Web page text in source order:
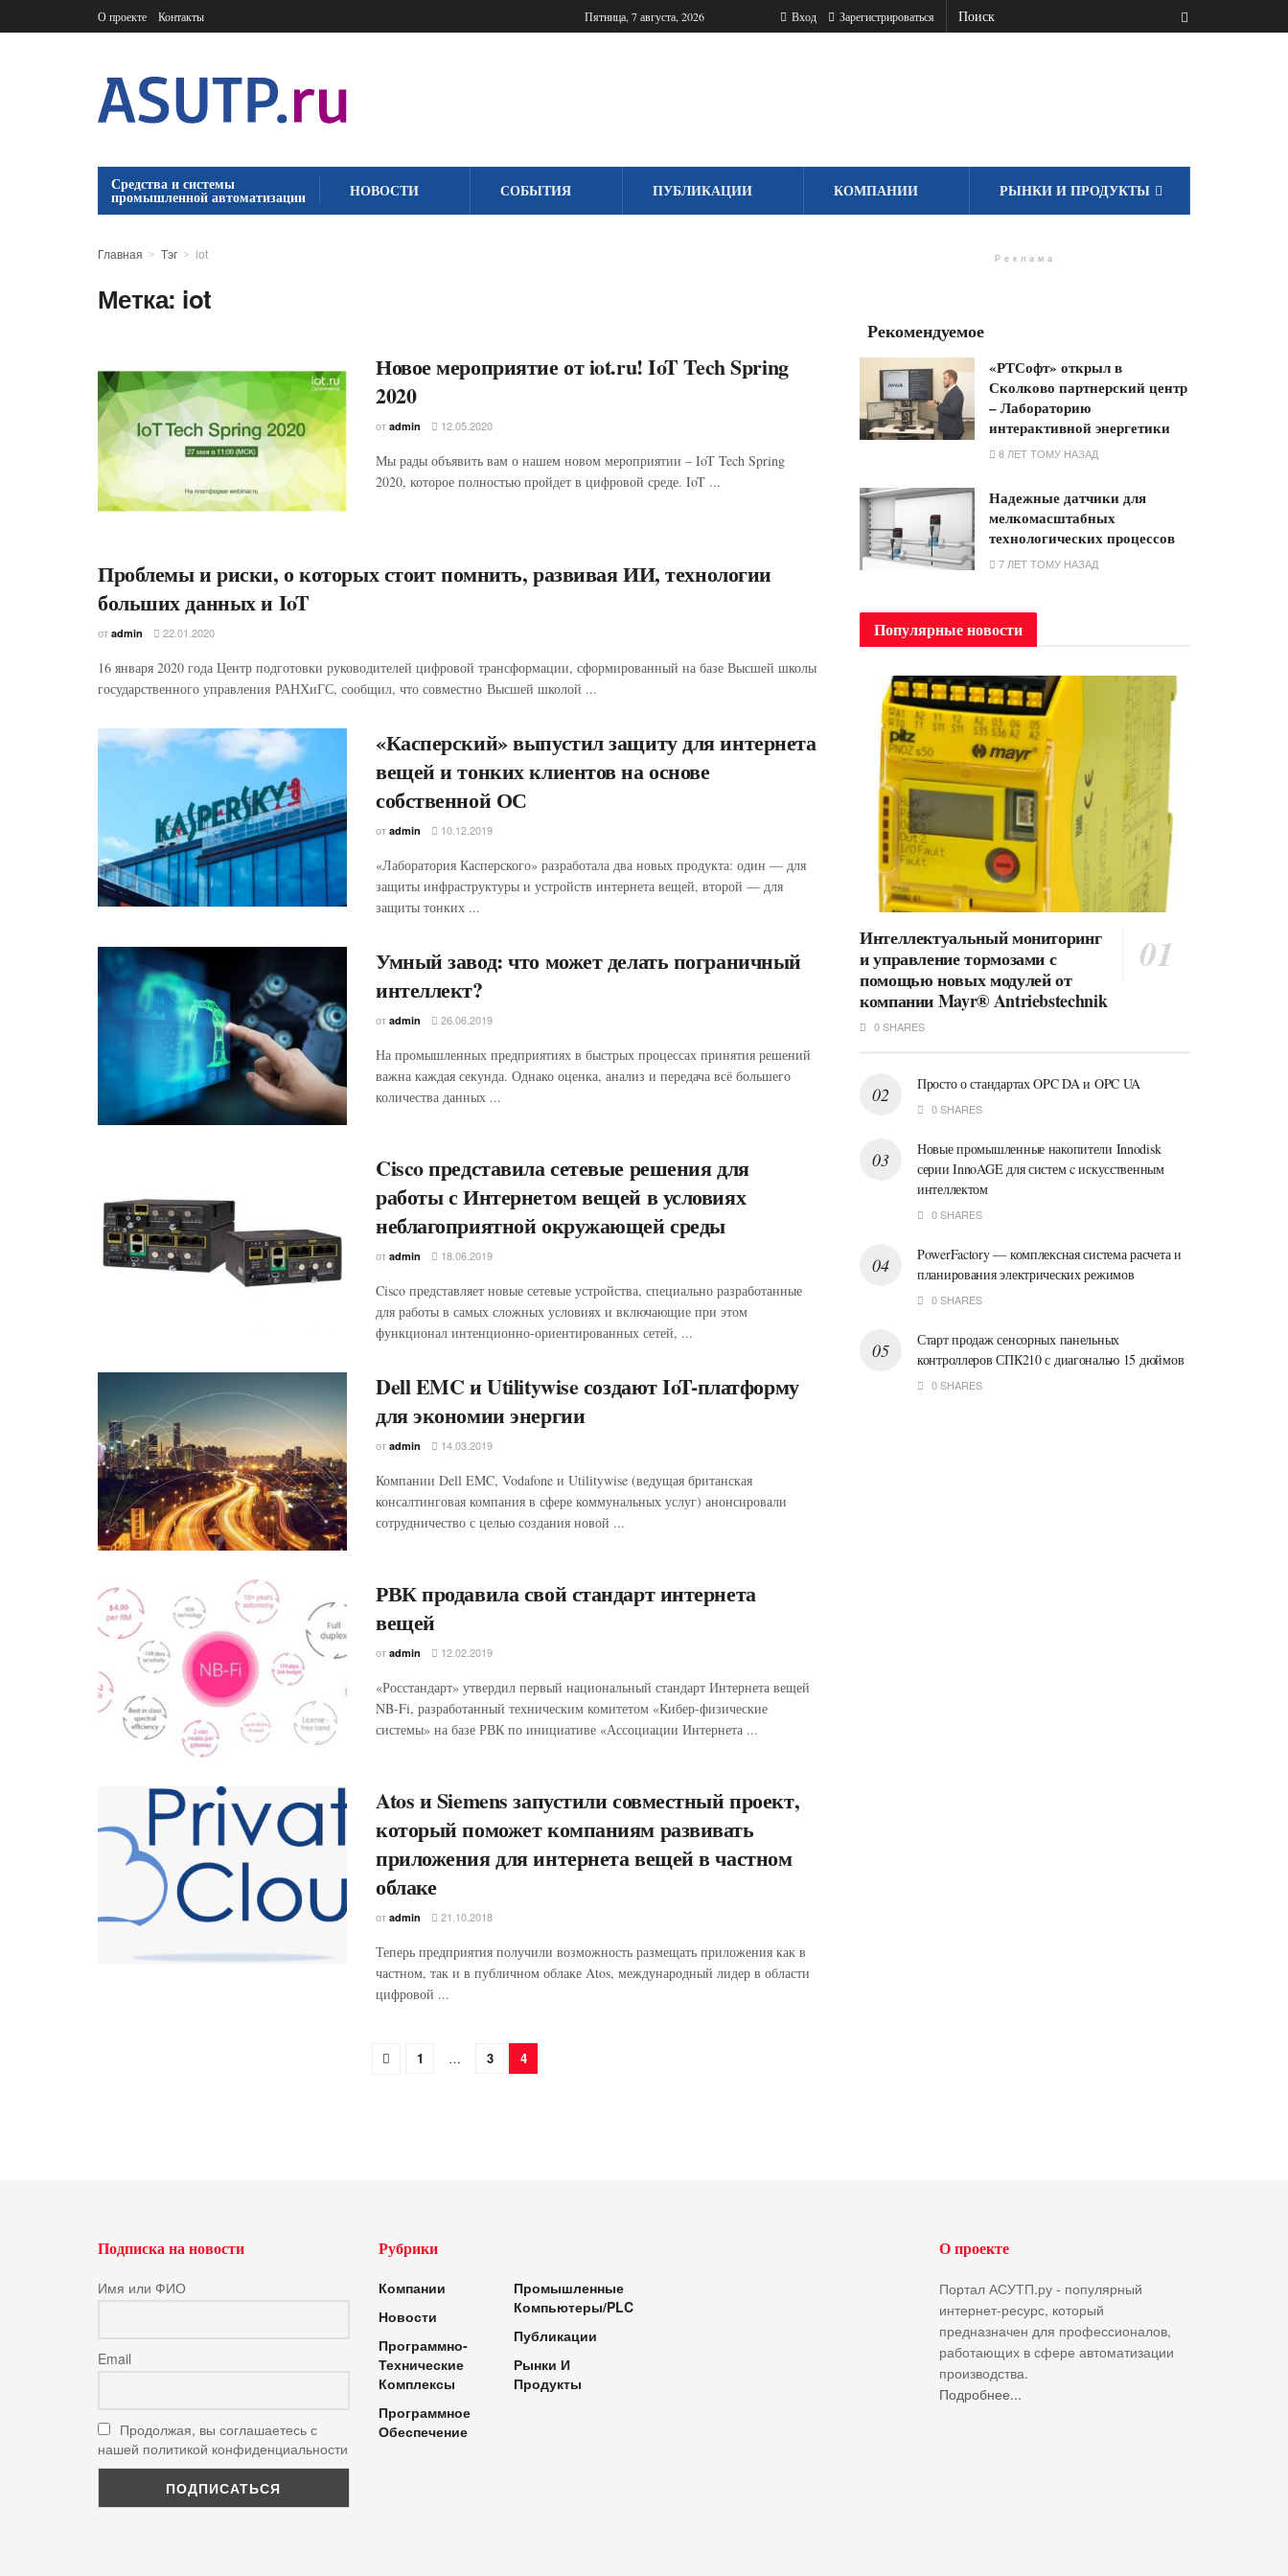
О проекте Контакты Пятница, 7 августа, 2026 Вход Зарегистрироваться
Средства и системы
промышленной автоматизации НОВОСТИ СОБЫТИЯ ПУБЛИКАЦИИ КОМПАНИИ РЫНКИ И ПРОДУКТЫ
Главная Тэг iot
Метка: iot
Новое мероприятие от iot.ru! IoT Tech Spring
2020
от admin 12.05.2020
Мы рады объявить вам о нашем новом мероприятии – IoT Tech Spring
2020, которое полностью пройдет в цифровой среде. IoT ...
Проблемы и риски, о которых стоит помнить, развивая ИИ, технологии
больших данных и IoT
от admin 22.01.2020
16 января 2020 года Центр подготовки руководителей цифровой трансформации, сформированный на базе Высшей школы
государственного управления РАНХиГС, сообщил, что совместно Высшей школой ...
«Касперский» выпустил защиту для интернета
вещей и тонких клиентов на основе
собственной ОС
от admin 10.12.2019
«Лаборатория Касперского» разработала два новых продукта: один — для
защиты инфраструктуры и устройств интернета вещей, второй — для
защиты тонких ...
Умный завод: что может делать пограничный
интеллект?
от admin 26.06.2019
На промышленных предприятиях в быстрых процессах принятия решений
важна каждая секунда. Однако оценка, анализ и передача всё большего
количества данных ...
Cisco представила сетевые решения для
работы с Интернетом вещей в условиях
неблагоприятной окружающей среды
от admin 18.06.2019
Cisco представляет новые сетевые устройства, специально разработанные
для работы в самых сложных условиях и включающие при этом
функционал интенционно-ориентированных сетей, ...
Dell EMC и Utilitywise создают IoT-платформу
для экономии энергии
от admin 14.03.2019
Компании Dell EMC, Vodafone и Utilitywise (ведущая британская
консалтинговая компания в сфере коммунальных услуг) анонсировали
сотрудничество с целью создания новой ...
РВК продавила свой стандарт интернета
вещей
от admin 12.02.2019
«Росстандарт» утвердил первый национальный стандарт Интернета вещей
NB-Fi, разработанный техническим комитетом «Кибер-физические
системы» на базе РВК по инициативе «Ассоциации Интернета ...
Atos и Siemens запустили совместный проект,
который поможет компаниям развивать
приложения для интернета вещей в частном
облаке
от admin 21.10.2018
Теперь предприятия получили возможность размещать приложения как в
частном, так и в публичном облаке Atos, международный лидер в области
цифровой ...
1 … 3 4
Реклама
Рекомендуемое
«РТСофт» открыл в
Сколково партнерский центр
– Лабораторию
интерактивной энергетики
8 ЛЕТ ТОМУ НАЗАД
Надежные датчики для
мелкомасштабных
технологических процессов
7 ЛЕТ ТОМУ НАЗАД
Популярные новости
Интеллектуальный мониторинг
и управление тормозами с
помощью новых модулей от
компании Mayr® Antriebstechnik
0 SHARES
Просто о стандартах OPC DA и OPC UA
0 SHARES
Новые промышленные накопители Innodisk
серии InnoAGE для систем c искусственным
интеллектом
0 SHARES
PowerFactory — комплексная система расчета и
планирования электрических режимов
0 SHARES
Старт продаж сенсорных панельных
контроллеров СПК210 с диагональю 15 дюймов
0 SHARES
Подписка на новости
Имя или ФИО
Email
Продолжая, вы соглашаетесь с
нашей политикой конфиденциальности
Рубрики
Компании
Новости
Программно-
Технические
Комплексы
Программное
Обеспечение
Промышленные
Компьютеры/PLC
Публикации
Рынки И
Продукты
О проекте
Портал АСУТП.ру - популярный
интернет-ресурс, который
предназначен для профессионалов,
работающих в сфере автоматизации
производства.
Подробнее...